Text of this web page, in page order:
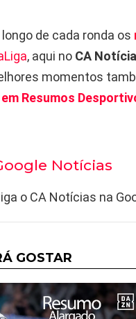
de cada ronda os
, aqui no CA
momentos
Resumos
Notícias
o CA Notícias na
GOSTAR